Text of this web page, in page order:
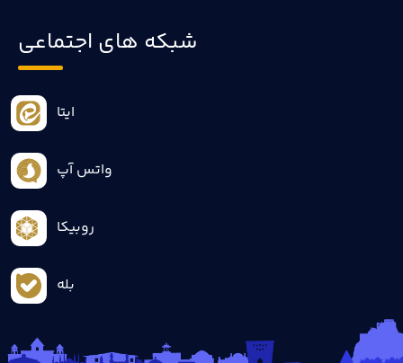
شبکه های اجتماعی
ایتا
واتس آپ
روبیکا
بله